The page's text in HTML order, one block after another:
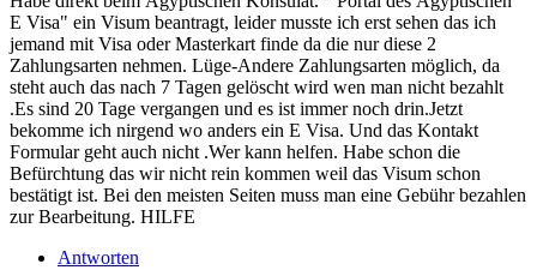
E Visa" ein Visum beantragt, leider musste ich erst sehen das ich
jemand mit Visa oder Masterkart finde da die nur diese 2
Zahlungsarten nehmen. Lüge-Andere Zahlungsarten möglich, da
steht auch das nach 7 Tagen gelöscht wird wen man nicht bezahlt
.Es sind 20 Tage vergangen und es ist immer noch drin.Jetzt
bekomme ich nirgend wo anders ein E Visa. Und das Kontakt
Formular geht auch nicht .Wer kann helfen. Habe schon die
Befürchtung das wir nicht rein kommen weil das Visum schon
bestätigt ist. Bei den meisten Seiten muss man eine Gebühr bezahlen
zur Bearbeitung. HILFE
Antworten